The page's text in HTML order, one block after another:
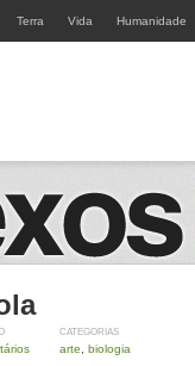
Terra Vida Humanidade
CATEGORIAS
arte biologia